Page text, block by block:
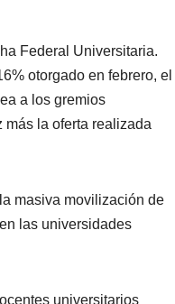
Federal Universitaria.
otorgado en febrero, el
a los gremios
la oferta realizada
masiva movilización de
las universidades
universitarios